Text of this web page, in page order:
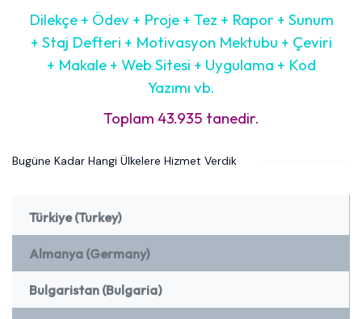
Dilekçe + Ödev + Proje + Tez + Rapor + Sunum
+ Staj Defteri + Motivasyon Mektubu + Çeviri
+ Makale + Web Sitesi + Uygulama + Kod
Yazımı vb.
Toplam 43.935 tanedir.
Bugüne Kadar Hangi Ülkelere Hizmet Verdik
Türkiye (Turkey)
Almanya (Germany)
Bulgaristan (Bulgaria)